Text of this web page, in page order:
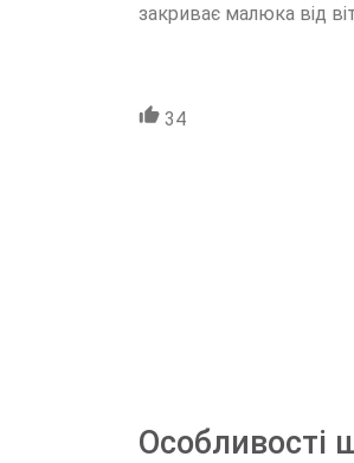
закриває малюка від
34
Особливості